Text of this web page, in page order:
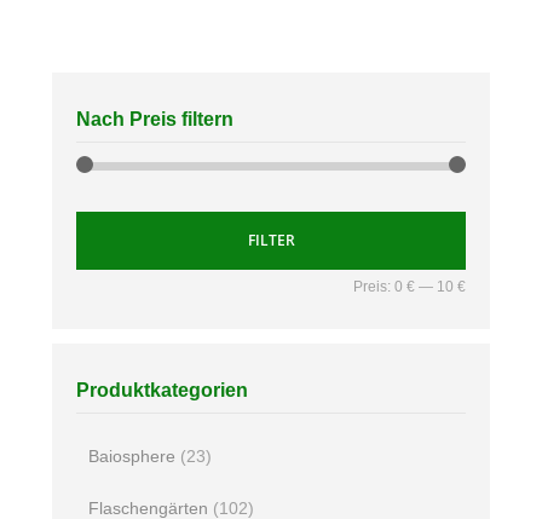
Nach Preis filtern
FILTER
Preis:0 € — 10 €
Produktkategorien
Baiosphere (23)
Flaschengärten (102)